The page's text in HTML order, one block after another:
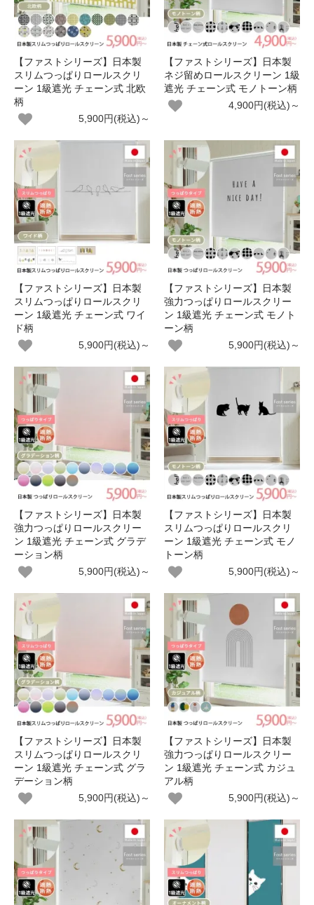
【ファストシリーズ】日本製
スリムつっぱりロールスクリ
ーン 1級遮光 チェーン式 北欧
柄
5,900円(税込)～
【ファストシリーズ】日本製
ネジ留めロールスクリーン 1級
遮光 チェーン式 モノトーン柄
4,900円(税込)～
【ファストシリーズ】日本製
スリムつっぱりロールスクリ
ーン 1級遮光 チェーン式 ワイ
ド柄
5,900円(税込)～
【ファストシリーズ】日本製
強力つっぱりロールスクリー
ン 1級遮光 チェーン式 モノト
ーン柄
5,900円(税込)～
【ファストシリーズ】日本製
強力つっぱりロールスクリー
ン 1級遮光 チェーン式 グラデ
ーション柄
5,900円(税込)～
【ファストシリーズ】日本製
スリムつっぱりロールスクリ
ーン 1級遮光 チェーン式 モノ
トーン柄
5,900円(税込)～
【ファストシリーズ】日本製
スリムつっぱりロールスクリ
ーン 1級遮光 チェーン式 グラ
デーション柄
5,900円(税込)～
【ファストシリーズ】日本製
強力つっぱりロールスクリー
ン 1級遮光 チェーン式 カジュ
アル柄
5,900円(税込)～